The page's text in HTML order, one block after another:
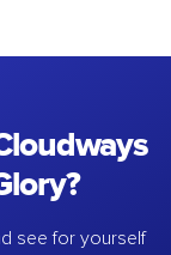
see for yourself